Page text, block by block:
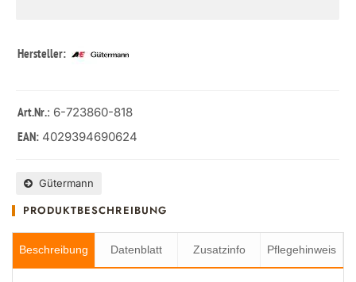
Hersteller:
Art.Nr.: 6-723860-818
EAN: 4029394690624
Gütermann
PRODUKTBESCHREIBUNG
Beschreibung Datenblatt Zusatzinfo Pflegehinweis